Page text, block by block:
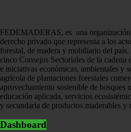
FEDEMADERAS, es una
derecho privado que representa a los
forestal, de madera y mobiliario del
cinco Consejos Sectoriales de la
e iniciativas económicas, ambientales y
agrícola de plantaciones forestales
aprovechamiento sostenible de bosques
educación aplicada, servicios
y secundaria de productos maderables y
Dashboard